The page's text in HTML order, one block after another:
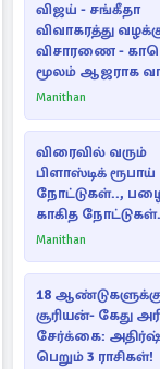
விஜய் - சங்கீதா
விவாகரத்து
விசாரணை -
மூலம் ஆஜராக
Manithan
விரைவில் வரும்
பிளாஸ்டிக் ரூபாய்
நோட்டுகள்..,
காகித நோட்டுகள்
செல்லுமா?
Manithan
18
சூரியன்- கேது
சேர்க்கை:
பெறும் 3 ராசிகள்!